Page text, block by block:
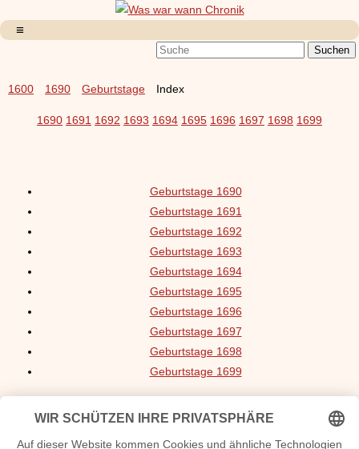
1600 1690 Geburtstage Index
1690 1691 1692 1693 1694 1695 1696 1697 1698 1699
Geburtstage 1690
Geburtstage 1691
Geburtstage 1692
Geburtstage 1693
Geburtstage 1694
Geburtstage 1695
Geburtstage 1696
Geburtstage 1697
Geburtstage 1698
Geburtstage 1699
<< Geburtstage 1689| Geburtstage 1691>>